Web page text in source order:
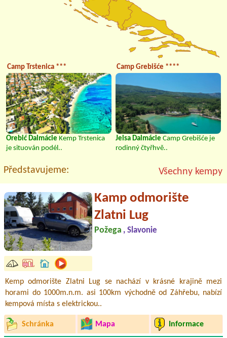
Camp Trstenica ***
Orebić Dalmácie Kemp Trstenica
je situován podél..
Camp Grebišće ****
Jelsa Dalmácie Camp Grebišće je
rodinný čtyřhvě..
Představujeme: Všechny kempy
Kamp odmorište
Zlatni Lug
Požega , Slavonie
Kemp odmorište Zlatni Lug se nachází v krásné krajině mezi
horami do 1000m.n.m. asi 100km východně od Záhřebu, nabízí
kempová místa s elektrickou..
Schránka Mapa Informace